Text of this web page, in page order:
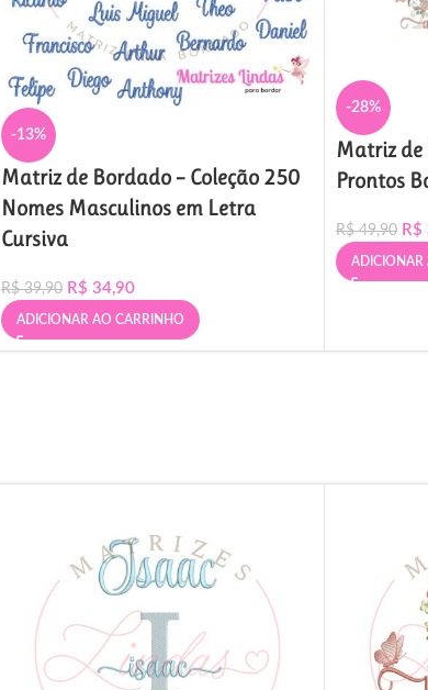
-13%
Matriz de Bordado – Coleção 250
Nomes Masculinos em Letra
Cursiva
R$39,90 R$ 34,90
ADICIONAR AO CARRINHO
-28%
Matriz de
Prontos
R$49,90 R$
ADICIONAR